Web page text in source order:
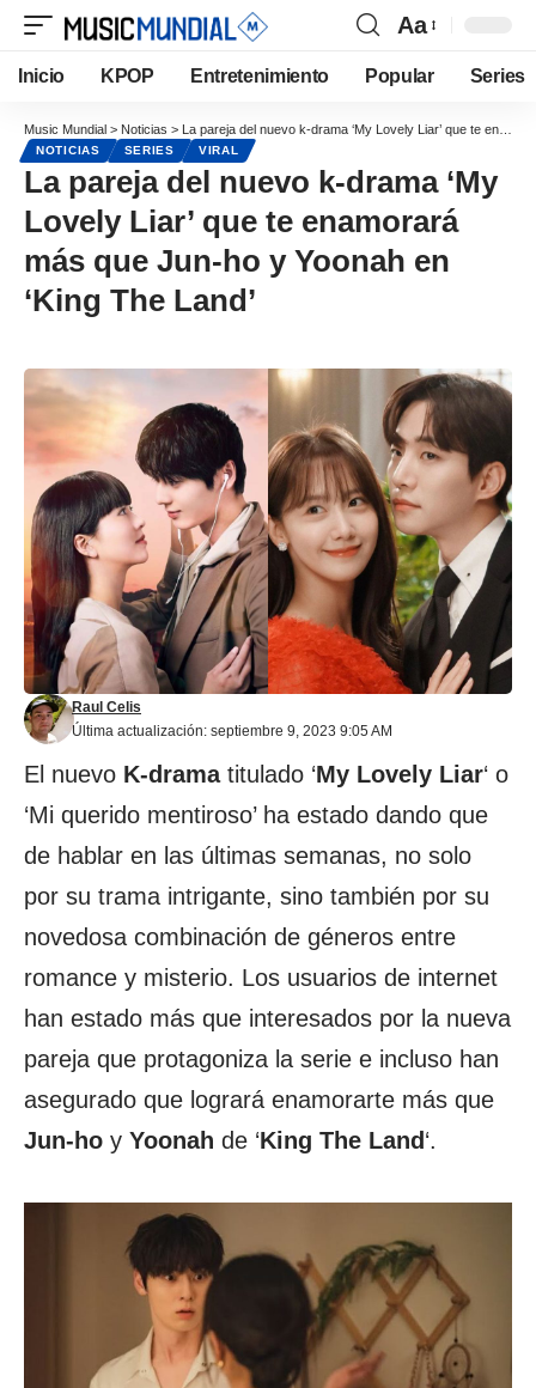
Aa
Inicio KPOP Entretenimiento Popular Series
Music Mundial > Noticias > La pareja del nuevo k-drama ‘My Lovely Liar’ que te enamorará más que Jun-ho y Yoonah en ‘King The Land’
NOTICIAS SERIES VIRAL
La pareja del nuevo k-drama ‘My
Lovely Liar’ que te enamorará
más que Jun-ho y Yoonah en
‘King The Land’
Última actualización: septiembre 9, 2023 9:05 AM
Raul Celis
El nuevo K-dramatitulado ‘My Lovely Liar‘ o
‘Mi querido mentiroso’ ha estado dando que
de hablar en las últimas semanas, no solo
por su trama intrigante, sino también por su
novedosa combinación de géneros entre
romance y misterio. Los usuarios de internet
han estado más que interesados por la nueva
pareja que protagoniza la serie e incluso han
asegurado que logrará enamorarte más que
Jun-ho y Yoonah de ‘King The Land ‘.